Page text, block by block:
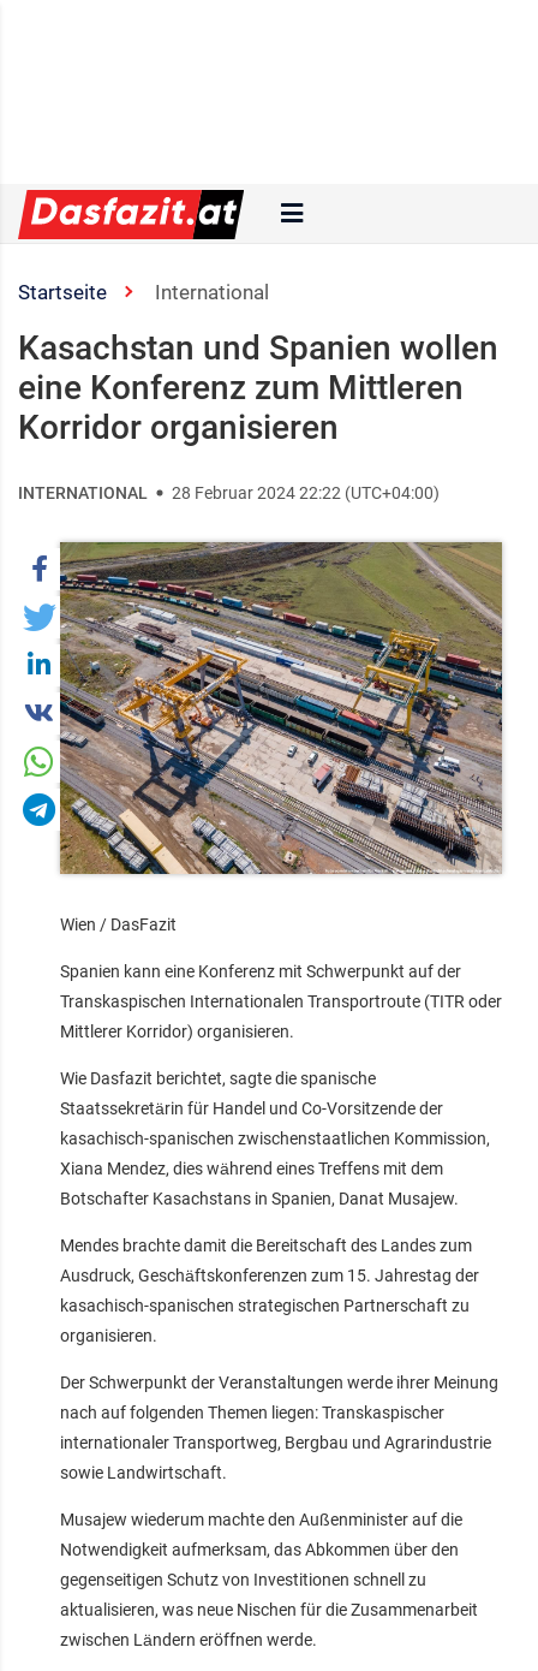
Startseite International
Kasachstan und Spanien wollen
eine Konferenz zum Mittleren
Korridor organisieren
INTERNATIONAL 28 Februar 2024 22:22 (UTC+04:00)
Wien / DasFazit
Spanien kann eine Konferenz mit Schwerpunkt auf der
Transkaspischen Internationalen Transportroute (TITR oder
Mittlerer Korridor) organisieren.
Wie Dasfazit berichtet, sagte die spanische
Staatssekretärin für Handel und Co-Vorsitzende der
kasachisch-spanischen zwischenstaatlichen Kommission,
Xiana Mendez, dies während eines Treffens mit dem
Botschafter Kasachstans in Spanien, Danat Musajew.
Mendes brachte damit die Bereitschaft des Landes zum
Ausdruck, Geschäftskonferenzen zum 15. Jahrestag der
kasachisch-spanischen strategischen Partnerschaft zu
organisieren.
Der Schwerpunkt der Veranstaltungen werde ihrer Meinung
nach auf folgenden Themen liegen: Transkaspischer
internationaler Transportweg, Bergbau und Agrarindustrie
sowie Landwirtschaft.
Musajew wiederum machte den Außenminister auf die
Notwendigkeit aufmerksam, das Abkommen über den
gegenseitigen Schutz von Investitionen schnell zu
aktualisieren, was neue Nischen für die Zusammenarbeit
zwischen Ländern eröffnen werde.